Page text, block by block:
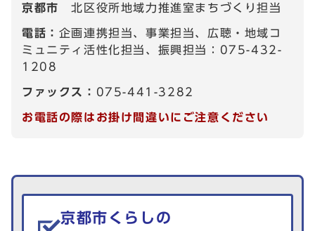
京都市北区役所地域力推進室まちづくり担当
電話： 企画連携担当、事業担当、広聴・地域コ
ミュニティ活性化担当、振興担当：075-432-
1208
ファックス： 075-441-3282
お電話の際はお掛け間違いにご注意ください
生活情報を探す
京都市くらしの